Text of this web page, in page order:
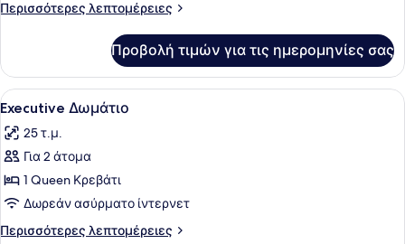
Δωμάτιο
Περισσότερες λεπτομέρειες
Περισσότερες
Δίκλινο
Δωμάτιο
(Twin)
Προβολή τιμών για τις ημερομηνίες σας
Προβολή
όλων
των
φωτογραφιών
για
Executive
Δωμάτιο
Ένα υπνοδωμάτιο με ένα κρεβάτι,
17
Executive Δωμάτιο
25 τ.μ.
Για 2 άτομα
1 Queen Κρεβάτι
Δωρεάν ασύρματο ίντερνετ
Περισσότερες λεπτομέρειες
Περισσότερες